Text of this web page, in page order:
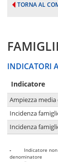
TORNA AL
INDICATORI
Indicatore
Ampiezza
Incidenza
Incidenza
-
Indicatore
denominatore